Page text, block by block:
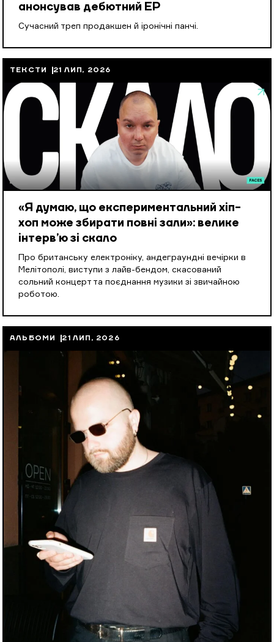
анонсував дебютний EP
Cучасний треп продакшен й іронічні панчі.
ТЕКСТИ 21 ЛИП, 2026
«Я думаю, що експериментальний хіп-
хоп може збирати повні зали»: велике
інтерв’ю зі скало
Про британську електроніку, андеграундні вечірки в
Мелітополі, виступи з лайв-бендом, скасований
сольний концерт та поєднання музики зі звичайною
роботою.
АЛЬБОМИ 21 ЛИП, 2026